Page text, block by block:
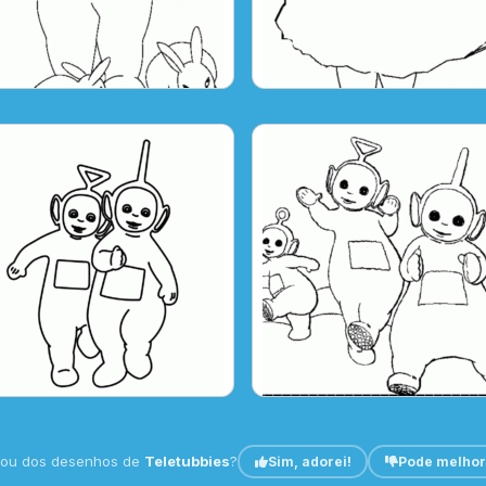
dos desenhos de Teletubbies? Sim, adorei! Pode